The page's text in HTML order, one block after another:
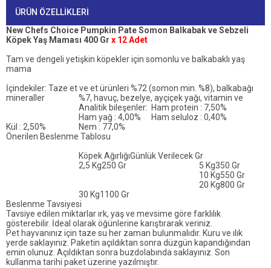
ÜRÜN ÖZELLIKLERI
New Chefs Choice Pumpkin Pate Somon Balkabak ve Sebzeli
Köpek Yaş Maması 400 Gr x 12 Adet
Tam ve dengeli yetişkin köpekler için somonlu ve balkabaklı yaş
mama
İçindekiler: Taze et ve et ürünleri %72 (somon min. %8), balkabağı
%7, havuç, bezelye, ayçiçek yağı, vitamin ve
mineraller
Analitik bileşenler: Ham protein : 7,50%
Ham yağ : 4,00%
Ham seluloz : 0,40%
Kül : 2,50%
Nem : 77,0%
Önerilen Beslenme Tablosu
Köpek AğırlığıGünlük Verilecek Gr
2,5 Kg250 Gr 5 Kg350 Gr
10 Kg550 Gr
20 Kg800 Gr
30 Kg1100 Gr
Beslenme Tavsiyesi
Tavsiye edilen miktarlar ırk, yaş ve mevsime göre farklılık
gösterebilir. İdeal olarak öğünlerine karıştırarak veriniz.
Pet hayvanınız için taze su her zaman bulunmalıdır. Kuru ve ılık
yerde saklayınız. Paketin açıldıktan sonra düzgün kapandığından
emin olunuz. Açıldıktan sonra buzdolabında saklayınız. Son
kullanma tarihi paket üzerine yazılmıştır.